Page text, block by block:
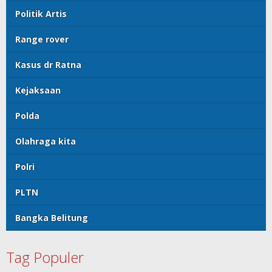
Politik Artis
Range rover
Kasus dr Ratna
Kejaksaan
Polda
Olahraga kita
Polri
PLTN
Bangka Belitung
Tag Populer